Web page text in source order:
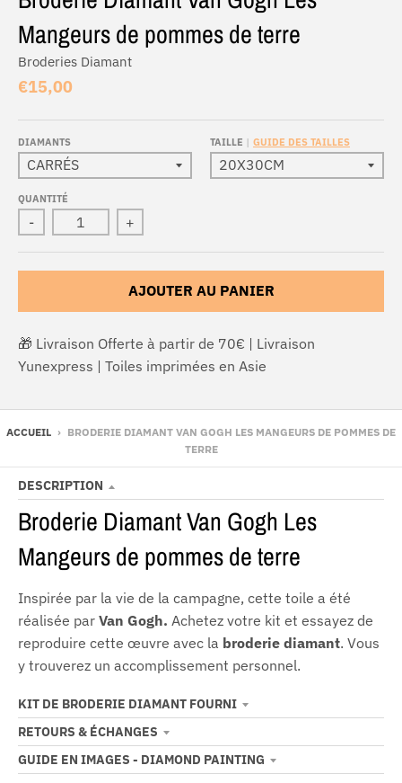
Mangeurs de pommes de terre
Broderies Diamant
€15,00
DIAMANTS TAILLE GUIDE DES TAILLES
QUANTITÉ
- +
AJOUTER AU PANIER
🎁 Livraison Offerte à partir de 70€ | Livraison
Yunexpress | Toiles imprimées en Asie
ACCUEIL › BRODERIE DIAMANT VAN GOGH LES MANGEURS DE POMMES DE
TERRE
DESCRIPTION
Broderie Diamant Van Gogh Les
Mangeurs de pommes de terre
Inspirée par la vie de la campagne, cette toile a été
réalisée par Van Gogh. Achetez votre kit et essayez de
reproduire cette œuvre avec la broderie diamant. Vous
y trouverez un accomplissement personnel.
KIT DE BRODERIE DIAMANT FOURNI
RETOURS & ÉCHANGES
GUIDE EN IMAGES - DIAMOND PAINTING